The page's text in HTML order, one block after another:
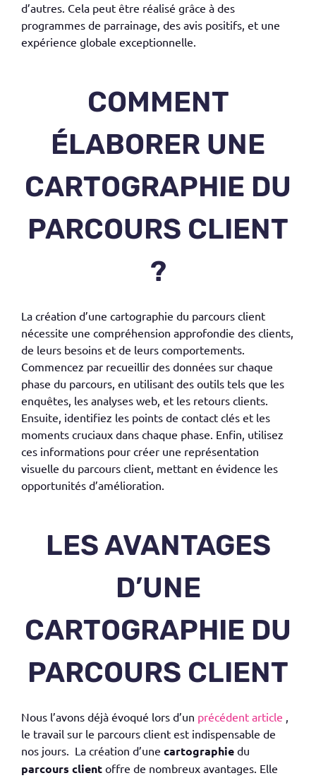
d’autres. Cela peut être réalisé grâce à des
programmes de parrainage, des avis positifs, et une
expérience globale exceptionnelle.
COMMENT
ÉLABORER UNE
CARTOGRAPHIE DU
PARCOURS CLIENT
?
La création d’une cartographie du parcours client
nécessite une compréhension approfondie des clients,
de leurs besoins et de leurs comportements.
Commencez par recueillir des données sur chaque
phase du parcours, en utilisant des outils tels que les
enquêtes, les analyses web, et les retours clients.
Ensuite, identifiez les points de contact clés et les
moments cruciaux dans chaque phase. Enfin, utilisez
ces informations pour créer une représentation
visuelle du parcours client, mettant en évidence les
opportunités d’amélioration.
LES AVANTAGES
D’UNE
CARTOGRAPHIE DU
PARCOURS CLIENT
Nous l’avons déjà évoqué lors d’un précédent article ,
le travail sur le parcours client est indispensable de
nos jours. La création d’une cartographie du
parcours client offre de nombreux avantages. Elle